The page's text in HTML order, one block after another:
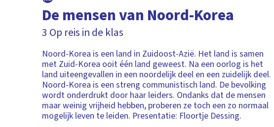
De mensen van Noord-Korea
3 Op reis in de klas
Noord-Korea is een land in Zuidoost-Azië. Het land is samen
met Zuid-Korea ooit één land geweest. Na een oorlog is het
land uiteengevallen in een noordelijk deel en een zuidelijk deel.
Noord-Korea is een streng communistisch land. De bevolking
wordt onderdrukt door haar leiders. Ondanks dat de mensen
maar weinig vrijheid hebben, proberen ze toch een zo normaal
mogelijk leven te leiden. Presentatie: Floortje Dessing.